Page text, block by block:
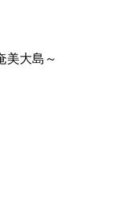
美大島～